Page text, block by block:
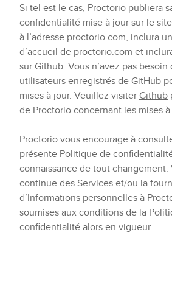
Si tel est le cas, Proctorio publiera
confidentialité mise à jour sur le
à l’adresse proctorio.com, inclura
d’accueil de proctorio.com et
sur Github. Vous n’avez pas besoin
utilisateurs enregistrés de GitHub
mises à jour. Veuillez visiter Github
de Proctorio concernant les mises à
Proctorio vous encourage à
présente Politique de
connaissance de tout
continue des Services et/ou la
d’Informations personnelles à
soumises aux conditions de la
confidentialité alors en vigueur.